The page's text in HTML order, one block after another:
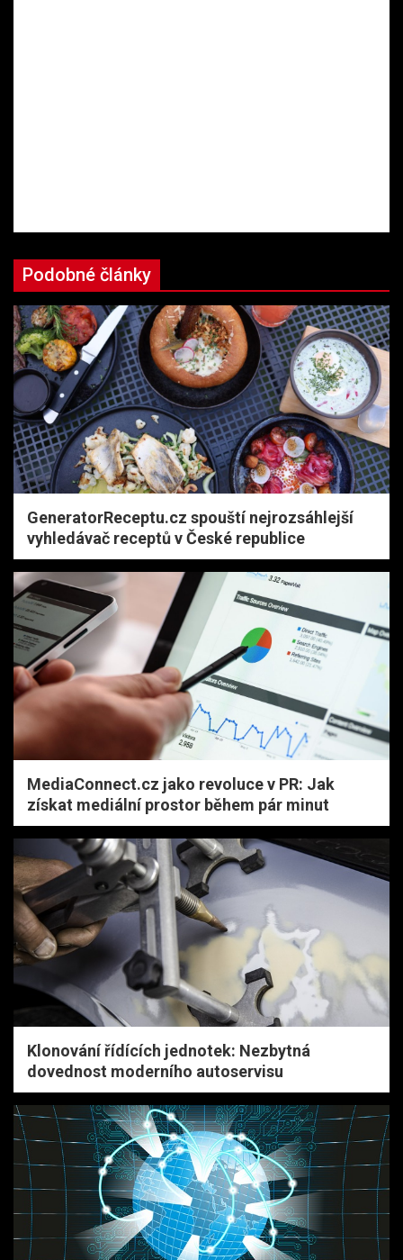
Podobné články
GeneratorReceptu.cz spouští nejrozsáhlejší
vyhledávač receptů v České republice
MediaConnect.cz jako revoluce v PR: Jak
získat mediální prostor během pár minut
Klonování řídících jednotek: Nezbytná
dovednost moderního autoservisu